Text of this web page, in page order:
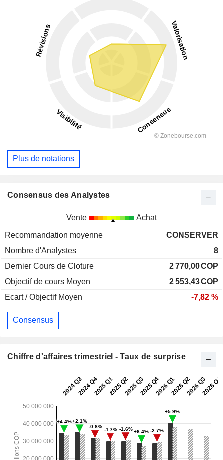
Plus de notations
Consensus des Analystes
Vente Achat
Recommandation moyenne
CONSERVER
Nombre d'Analystes
8
Dernier Cours de Cloture
2 770,00COP
Objectif de cours Moyen
2 553,43COP
Ecart / Objectif Moyen
-7,82 %
Consensus
Chiffre d'affaires trimestriel - Taux de surprise